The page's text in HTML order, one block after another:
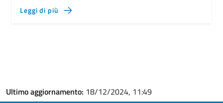
Leggi di più
Ultimo aggiornamento: 18/12/2024, 11:49